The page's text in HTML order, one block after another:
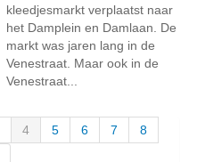
kleedjesmarkt verplaatst naar
het Damplein en Damlaan. De
markt was jaren lang in de
Venestraat. Maar ook in de
Venestraat...
4 5 6 7
8